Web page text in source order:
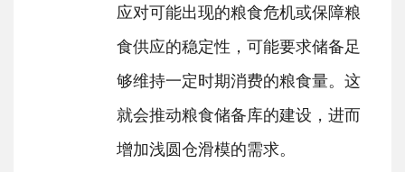
应对可能出现的粮食危机或保障粮
食供应的稳定性，可能要求储备足
够维持一定时期消费的粮食量。这
就会推动粮食储备库的建设，进而
增加浅圆仓滑模的需求。